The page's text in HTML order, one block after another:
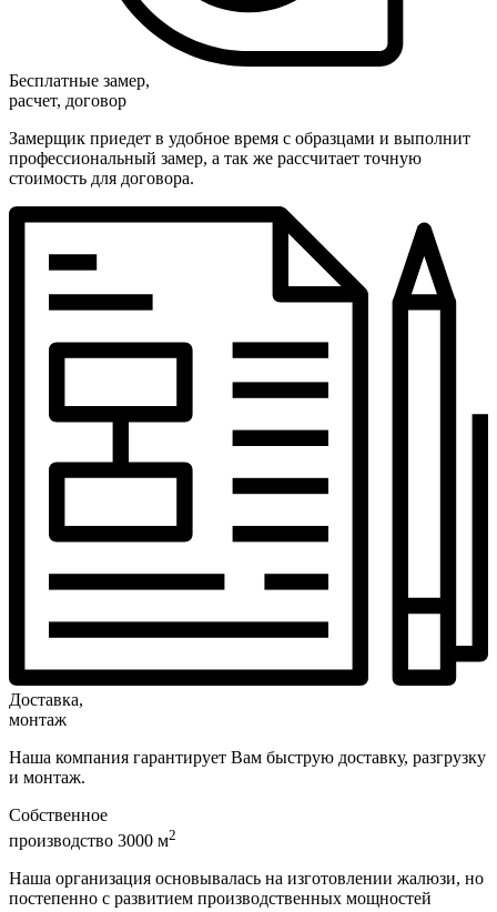
Бесплатные замер,
расчет, договор
Замерщик приедет в удобное время с образцами и выполнит
профессиональный замер, а так же рассчитает точную
стоимость для договора.
Доставка,
монтаж
Наша компания гарантирует Вам быструю доставку, разгрузку
и монтаж.
Собственное
производство 3000 м2
Наша организация основывалась на изготовлении жалюзи, но
постепенно с развитием производственных мощностей